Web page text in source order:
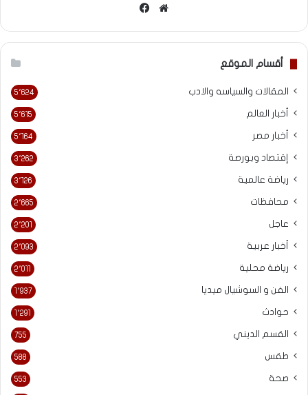
موقع
أقسام الموقع
المقالات والسياسه والادب 5٬624
أخبار العالم 5٬615
أخبار مصر 5٬164
إقتصاد وبورصة 3٬262
رياضة عالمية 3٬126
محافظات 2٬665
عاجل 2٬201
أخبار عربية 2٬093
رياضة محلية 2٬011
الفن و السوشيال ميديا 1٬937
حوادث 1٬291
القسم الديني 755
طقس 588
صحة 553